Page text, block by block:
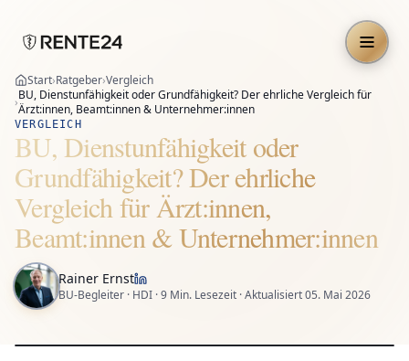
Start›Ratgeber›Vergleich
›BU, Dienstunfähigkeit oder Grundfähigkeit? Der ehrliche Vergleich für
Ärzt:innen, Beamt:innen & Unternehmer:innen
VERGLEICH
BU, Dienstunfähigkeit oder
Grundfähigkeit? Der ehrliche
Vergleich für Ärzt:innen,
Beamt:innen & Unternehmer:innen
Rainer Ernst
BU-Begleiter · HDI ·9 Min. Lesezeit · Aktualisiert05. Mai 2026